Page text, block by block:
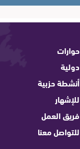
حوارات
دولية
أنشطة حزبية
للإشهار
فريق العمل
للتواصل معنا